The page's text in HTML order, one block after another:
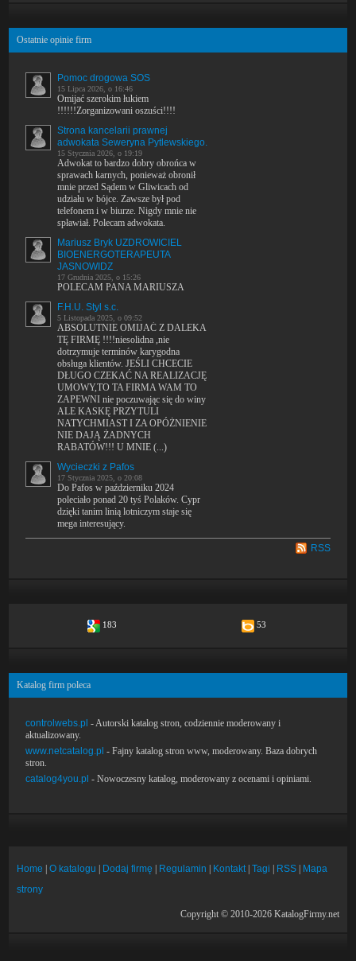
Ostatnie opinie firm
Pomoc drogowa SOS
15 Lipca 2026, o 16:46
Omijać szerokim łukiem
!!!!!!Zorganizowani oszuści!!!!
Strona kancelarii prawnej
adwokata Seweryna Pytlewskiego.
15 Stycznia 2026, o 19:19
Adwokat to bardzo dobry obrońca w
sprawach karnych, ponieważ obronił
mnie przed Sądem w Gliwicach od
udziału w bójce. Zawsze był pod
telefonem i w biurze. Nigdy mnie nie
spławiał. Polecam adwokata.
Mariusz Bryk UZDROWICIEL
BIOENERGOTERAPEUTA
JASNOWIDZ
17 Grudnia 2025, o 15:26
POLECAM PANA MARIUSZA
F.H.U. Styl s.c.
5 Listopada 2025, o 09:52
ABSOLUTNIE OMIJAĆ Z DALEKA
TĘ FIRMĘ !!!!niesolidna ,nie
dotrzymuje terminów karygodna
obsługa klientów. JEŚLI CHCECIE
DŁUGO CZEKAĆ NA REALIZACJĘ
UMOWY,TO TA FIRMA WAM TO
ZAPEWNI nie poczuwając się do winy
ALE KASKĘ PRZYTULI
NATYCHMIAST I ZA OPÓŻNIENIE
NIE DAJĄ ŻADNYCH
RABATÓW!!! U MNIE (...)
Wycieczki z Pafos
17 Stycznia 2025, o 20:08
Do Pafos w październiku 2024
poleciało ponad 20 tyś Polaków. Cypr
dzięki tanim linią lotniczym staje się
mega interesujący.
RSS
183 53
Katalog firm poleca
controlwebs.pl - Autorski katalog stron, codziennie moderowany i
aktualizowany.
www.netcatalog.pl - Fajny katalog stron www, moderowany. Baza dobrych
stron.
catalog4you.pl - Nowoczesny katalog, moderowany z ocenami i opiniami.
Home |O katalogu Dodaj firmę Regulamin Kontakt|Tagi RSS
Mapa
strony
Copyright © 2010-2026 KatalogFirmy.net